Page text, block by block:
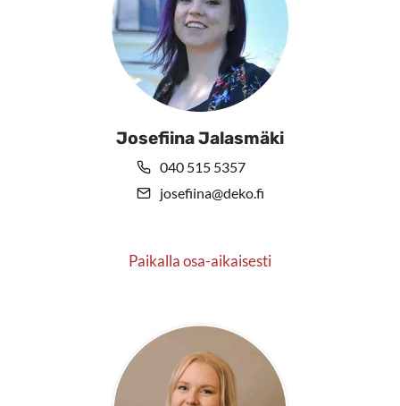
Josefiina Jalasmäki
040 515 5357
josefiina@deko.fi
Paikalla osa-aikaisesti